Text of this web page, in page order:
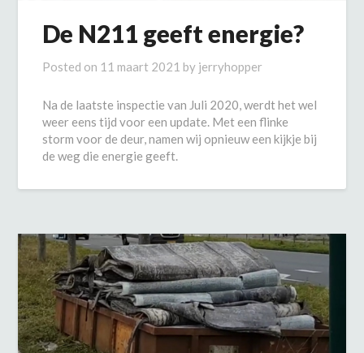
De N211 geeft energie?
Posted on 11 maart 2021 by jerryhopper
Na de laatste inspectie van Juli 2020, werdt het wel
weer eens tijd voor een update. Met een flinke
storm voor de deur, namen wij opnieuw een kijkje bij
de weg die energie geeft.